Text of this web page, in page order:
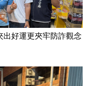
好運更夾牢防詐觀念